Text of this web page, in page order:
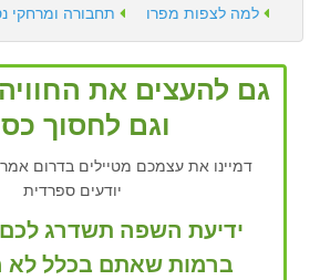
למה לצפות מפרו
תחבורה ומרחקי
גם להעצים את
וגם לחסוך
דמיינו את עצמכם מטיילים בדרום
יודעים ספרדית
ידיעת השפה תשדרג
ברמות שאתם בכלל לא